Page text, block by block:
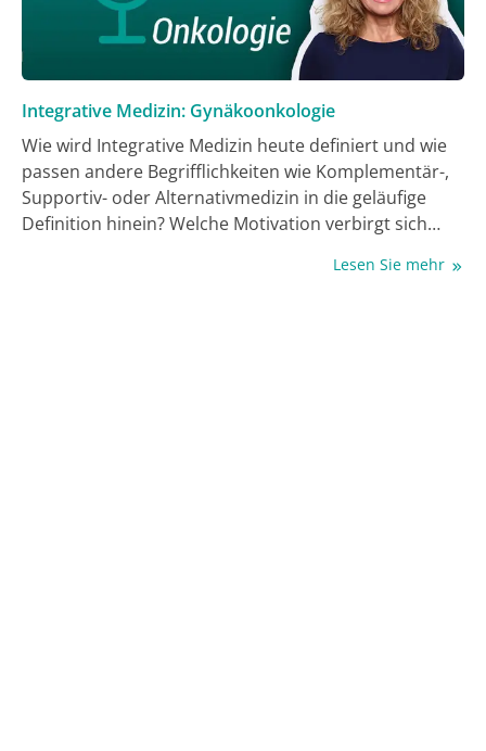
Integrative Medizin: Gynäkoonkologie
Wie wird Integrative Medizin heute definiert und wie
passen andere Begrifflichkeiten wie Komplementär-,
Supportiv- oder Alternativmedizin in die geläufige
Definition hinein? Welche Motivation verbirgt sich
Patient:innen mit gynäkologischen Tumoren,Lesen Sie mehr